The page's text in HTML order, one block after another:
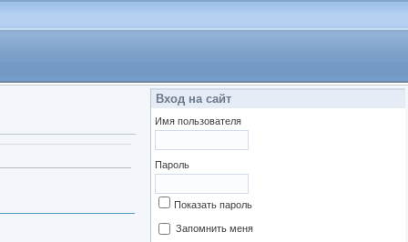
Вход на сайт
Имя пользователя
Пароль
Показать пароль
Запомнить меня